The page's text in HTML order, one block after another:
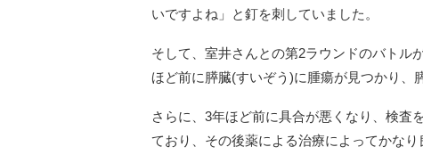
いですよね」と釘を刺していました。
そして、室井さんとの第2ラウンドのバトル
ほど前に膵臓(すいぞう)に腫瘍が見つかり、
さらに、3年ほど前に具合が悪くなり、検査
ており、その後薬による治療によってかな